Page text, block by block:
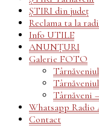
ȘTIRI din județ
Reclama ta la
Info UTILE
ANUNȚURI
Galerie FOTO
Târnăveni
Whatsapp Radio
Contact